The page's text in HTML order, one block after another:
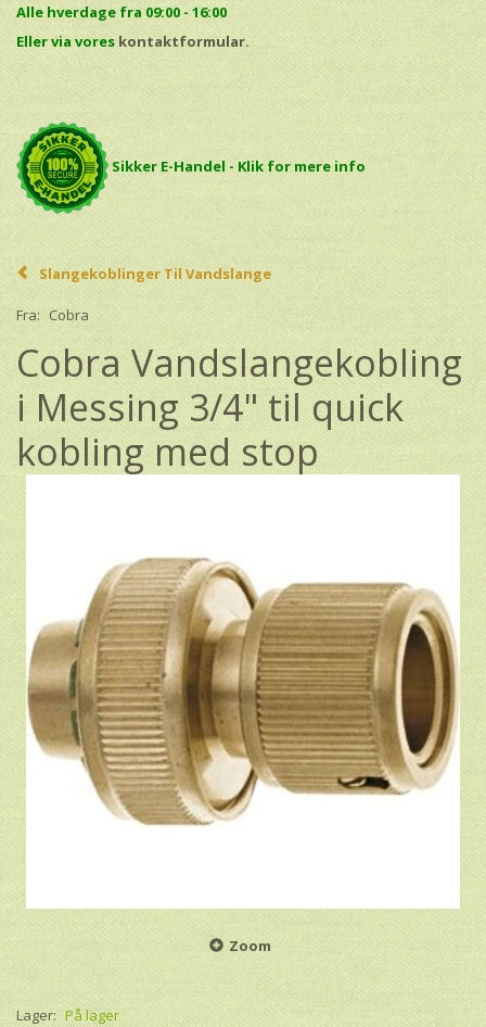
Alle hverdage fra 09:00 - 16:00
Eller via vores kontaktformular.
Sikker E-Handel - Klik for mere info
Slangekoblinger Til Vandslange
Fra: Cobra
Cobra Vandslangekobling
i Messing 3/4" til quick
kobling med stop
Zoom
Lager: På lager